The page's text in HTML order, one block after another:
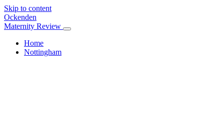
Skip to content
Ockenden
Maternity Review
Home
Nottingham